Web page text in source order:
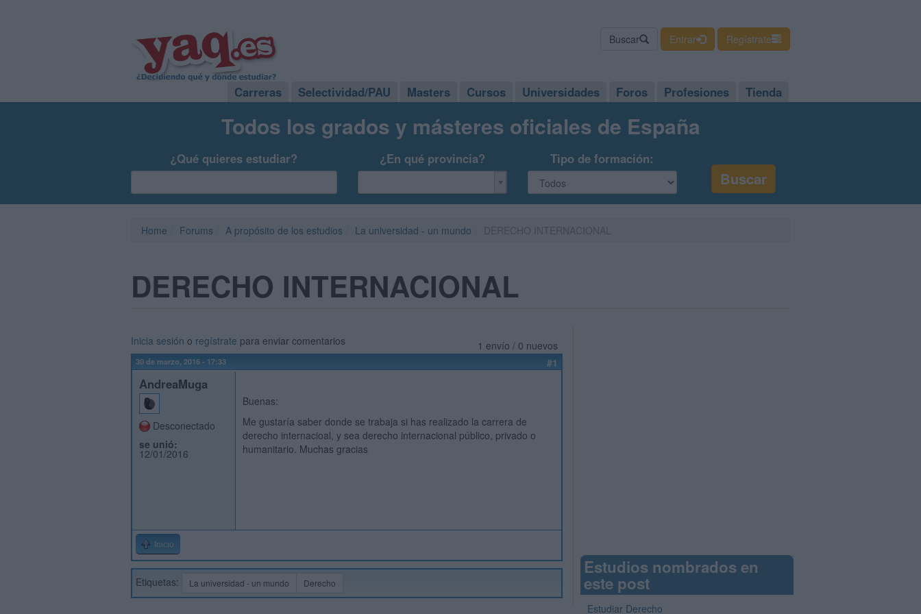
Buscar Entrar Regístrate
Carreras Selectividad/PAU Masters Cursos Universidades Foros Profesiones Tienda
Todos los grados y másteres oficiales de España
¿Qué quieres estudiar? ¿En qué provincia? Tipo de formación:
Home Forums A propósito de los estudios La universidad - un mundo
DERECHO INTERNACIONAL
1 envío / 0 nuevos
Inicia sesión o regístrate para enviar comentarios
30 de marzo, 2016 - 17:33 #1
AndreaMuga
Desconectado
se unió:
12/01/2016
Buenas:
Me gustaría saber donde se trabaja si has realizado la carrera de
derecho internacioal, y sea derecho internacional público, privado o
humanitario. Muchas gracias
Inicio
Etiquetas: La universidad - un mundo Derecho
Estudios nombrados en
este post
Estudiar Derecho